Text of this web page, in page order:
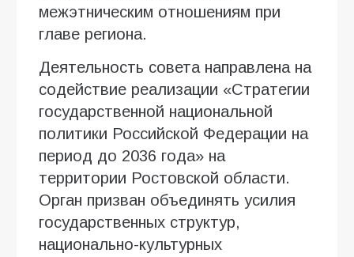
межэтническим отношениям при
главе региона.
Деятельность совета направлена на
содействие реализации «Стратегии
государственной национальной
политики Российской Федерации на
период до 2036 года» на
территории Ростовской области.
Орган призван объединять усилия
государственных структур,
национально-культурных